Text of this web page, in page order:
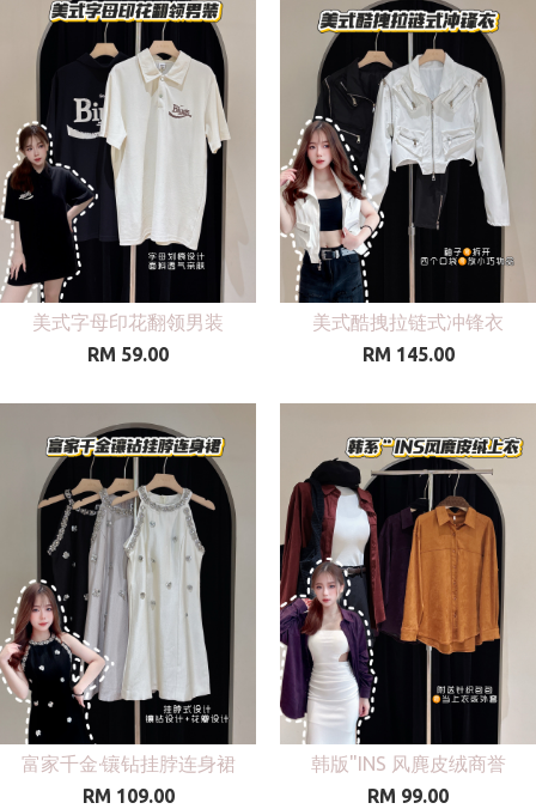
美式字母印花翻领男装
RM 59.00
美式酷拽拉链式冲锋衣
RM 145.00
富家千金·镶钻挂脖连身裙
RM 109.00
韩版"INS 风麂皮绒商誉
RM 99.00